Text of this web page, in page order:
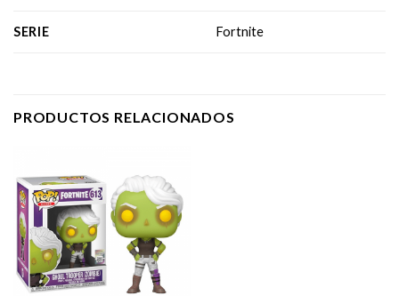
SERIE Fortnite
PRODUCTOS RELACIONADOS